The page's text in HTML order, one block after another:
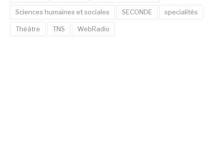
Sciences humaines et sociales SECONDE specialités
Théâtre TNS WebRadio